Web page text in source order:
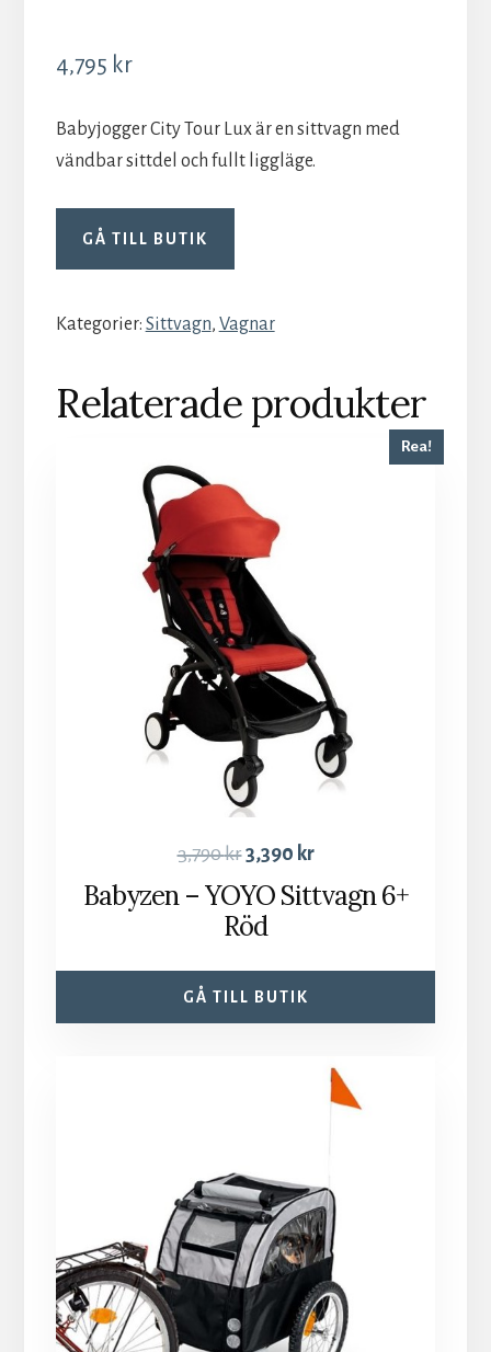
4,795 kr
Babyjogger City Tour Lux är en sittvagn med
vändbar sittdel och fullt liggläge.
GÅ TILL BUTIK
Kategorier: Sittvagn, Vagnar
Relaterade produkter
Rea!
3,790kr3,390 kr
Babyzen – YOYO Sittvagn 6+
Röd
GÅ TILL BUTIK